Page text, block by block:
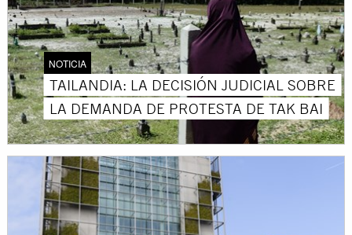
NOTICIA
TAILANDIA: LA DECISIÓN JUDICIAL SOBRE
LA DEMANDA DE PROTESTA DE TAK BAI